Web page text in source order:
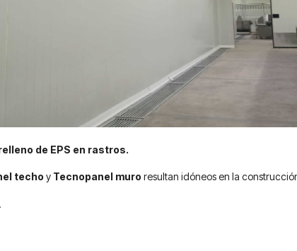
de EPS en rastros.
techo y Tecnopanel muro resultan idóneos en la